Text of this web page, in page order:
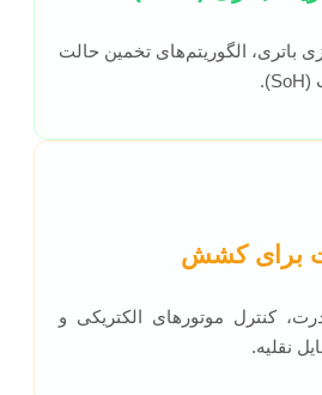
الگوریتم‌های تخمین حالت
برای کشش
کنترل موتورهای الکتریکی و